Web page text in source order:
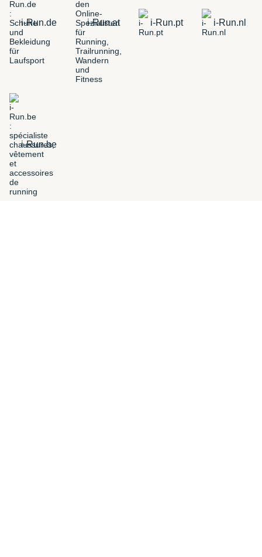
i-Run.de i-Run.at i-Run.pt i-Run.nl
i-Run.be